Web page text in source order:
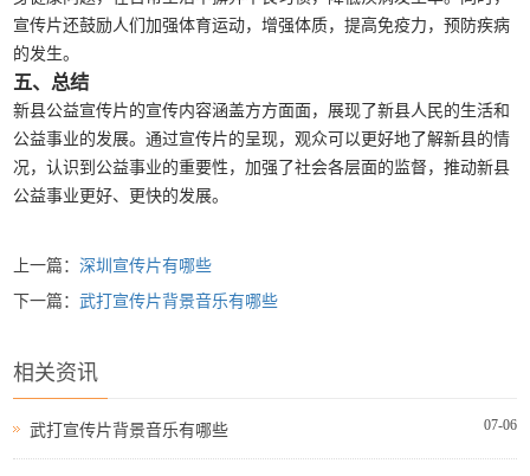
宣传片还鼓励人们加强体育运动，增强体质，提高免疫力，预防疾病
的发生。
五、总结
新县公益宣传片的宣传内容涵盖方方面面，展现了新县人民的生活和
公益事业的发展。通过宣传片的呈现，观众可以更好地了解新县的情
况，认识到公益事业的重要性，加强了社会各层面的监督，推动新县
公益事业更好、更快的发展。
上一篇：深圳宣传片有哪些
下一篇：武打宣传片背景音乐有哪些
相关资讯
07-06
武打宣传片背景音乐有哪些